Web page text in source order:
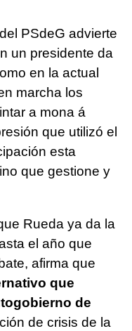
PSdeG advierte
un presidente da
en la actual
marcha los
a mona á
que utilizó el
esta
que gestione y
Rueda ya da la
el año que
afirma que
que
de
de crisis de la